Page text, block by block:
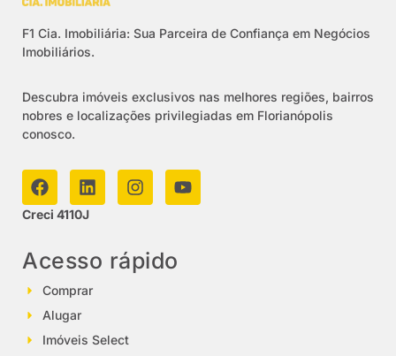
F1 Cia. Imobiliária: Sua Parceira de Confiança em Negócios
Imobiliários.
Descubra imóveis exclusivos nas melhores regiões, bairros
nobres e localizações privilegiadas em Florianópolis
conosco.
Creci 4110J
Acesso rápido
Comprar
Alugar
Imóveis Select